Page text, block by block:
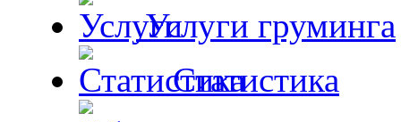
Услуги груминга
Статистика